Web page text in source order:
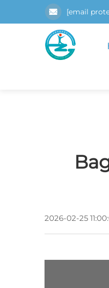
[email
2026-02-25